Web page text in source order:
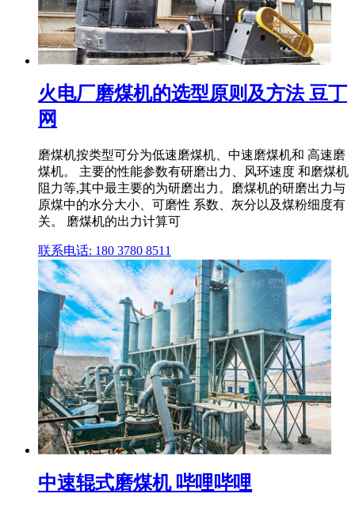
火电厂磨煤机的选型原则及方法 豆丁
网
磨煤机按类型可分为低速磨煤机、中速磨煤机和 高速磨
煤机。 主要的性能参数有研磨出力、风环速度 和磨煤机
阻力等,其中最主要的为研磨出力。磨煤机的研磨出力与
原煤中的水分大小、可磨性 系数、灰分以及煤粉细度有
关。 磨煤机的出力计算可
联系电话: 180 3780 8511
中速辊式磨煤机 哔哩哔哩